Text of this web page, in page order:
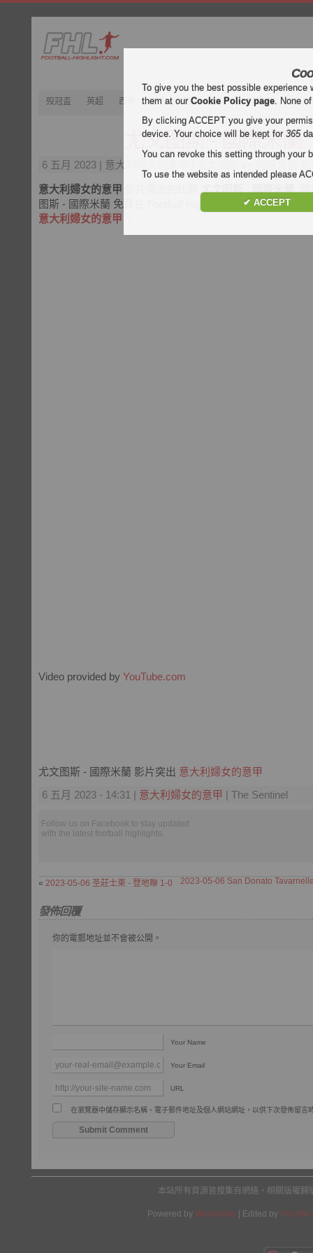
歿冠盃 英超 西甲 意甲 德甲 法甲 歿忔盃 2022
尤文图斯 - 國際米蘭
6 五月 2023 | 意大利婦女的意甲 | 尤文图斯 vs 國際米蘭
意大利婦女的意甲 尤文图斯 - 國際米蘭
图斯 - 國際米蘭 免費在 Football Highlight. 享受視頻和所有
意大利婦女的意甲
Video provided by YouTube.com
尤文图斯 - 國際米蘭 影片突出 意大利婦女的意甲
6 五月 2023 - 14:31 | 意大利婦女的意甲 | The Sentinel
Follow us on Facebook to stay updated
with the latest football highlights.
« 2023-05-06 圣莊士東 - 登地聯 1-0 2023-05-06 San Donato
發佈回覆
你的電郵地址並不會被公開。
Your Name
Your Email
URL
在瀏覽器中儲存顯示名稱、電子郵件地址及個人網站網址，以供下次發佈留言
本站所有資源皆搜集自網絡，相關版權
Powered by Wordpress | Edited by Yes We
To give you the best possible
them at ourCookie Policy page. None
By clicking ACCEPT you give your
device. Your choice will be kept for365
You can revoke this setting through your
To use the website as intended please
✔ ACCEPT